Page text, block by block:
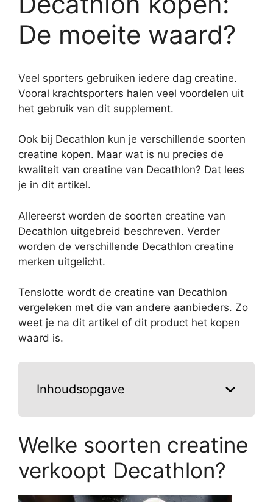
De moeite waard?
Veel sporters gebruiken iedere dag creatine.
Vooral krachtsporters halen veel voordelen uit
het gebruik van dit supplement.
Ook bij Decathlon kun je verschillende soorten
creatine kopen. Maar wat is nu precies de
kwaliteit van creatine van Decathlon? Dat lees
je in dit artikel.
Allereerst worden de soorten creatine van
Decathlon uitgebreid beschreven. Verder
worden de verschillende Decathlon creatine
merken uitgelicht.
Tenslotte wordt de creatine van Decathlon
vergeleken met die van andere aanbieders. Zo
weet je na dit artikel of dit product het kopen
waard is.
Inhoudsopgave
Welke soorten creatine
verkoopt Decathlon?